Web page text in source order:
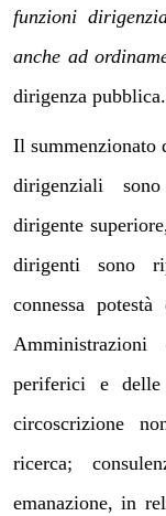
funzioni
anche ad
dirigenza pubblica.
Il summenzionato
dirigenziali
dirigente
dirigenti sono
connessa
periferici e
circoscrizione
ricerca;
emanazione, in